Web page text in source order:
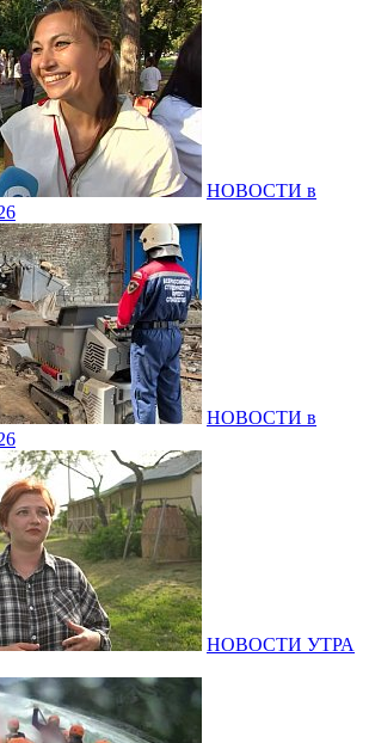
НОВОСТИ в
НОВОСТИ в
НОВОСТИ УТРА